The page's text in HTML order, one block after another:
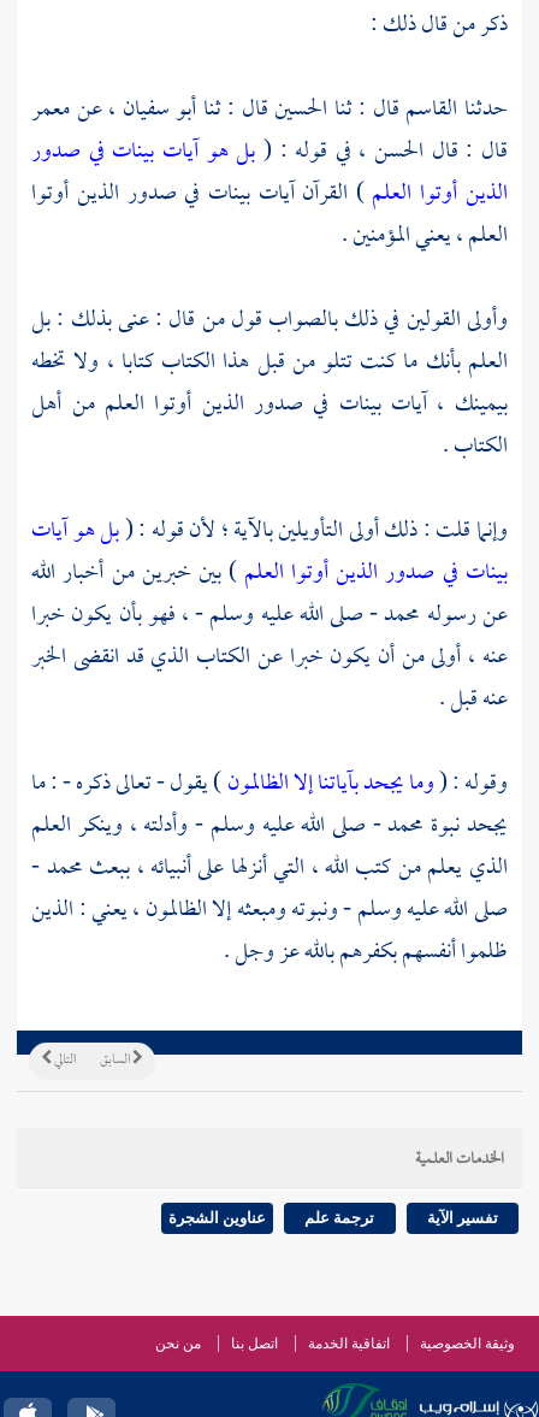
ذكر من قال ذلك :
حدثنا القاسمقال : ثنا الحسينقال : ثناأبو سفيان ،عنمعمر
قال : قال الحسن ، في قوله : (بل هو آيات بينات في صدور
الذين أوتوا العلم) القرآن آيات بينات في صدور الذين أوتوا
العلم ، يعني المؤمنين .
وأولى القولين في ذلك بالصواب قول من قال : عنى بذلك : بل
العلم بأنك ما كنت تتلو من قبل هذا الكتاب كتابا ، ولا تخطه
بيمينك ، آيات بينات في صدور الذين أوتوا العلم من أهل
الكتاب .
وإنما قلت : ذلك أولى التأويلين بالآية ؛ لأن قوله : (بل هو آيات
بينات في صدور الذين أوتوا العلم) بين خبرين من أخبار الله
عن رسوله محمد- صلى الله عليه وسلم - ، فهو بأن يكون خبرا
عنه ، أولى من أن يكون خبرا عن الكتاب الذي قد انقضى الخبر
عنه قبل .
وقوله : (وما يجحد بآياتنا إلا الظالمون) يقول - تعالى ذكره - : ما
يجحد نبوة محمد- صلى الله عليه وسلم - وأدلته ، وينكر العلم
الذي يعلم من كتب الله ، التي أنزلها على أنبيائه ، ببعثمحمد-
صلى الله عليه وسلم - ونبوته ومبعثه إلا الظالمون ، يعني : الذين
ظلموا أنفسهم بكفرهم بالله عز وجل .
التالي السابق
الخدمات العلمية
تفسير الآية ترجمة علم عناوين الشجرة
وثيقة الخصوصية اتفاقية الخدمة اتصل بنا من نحن